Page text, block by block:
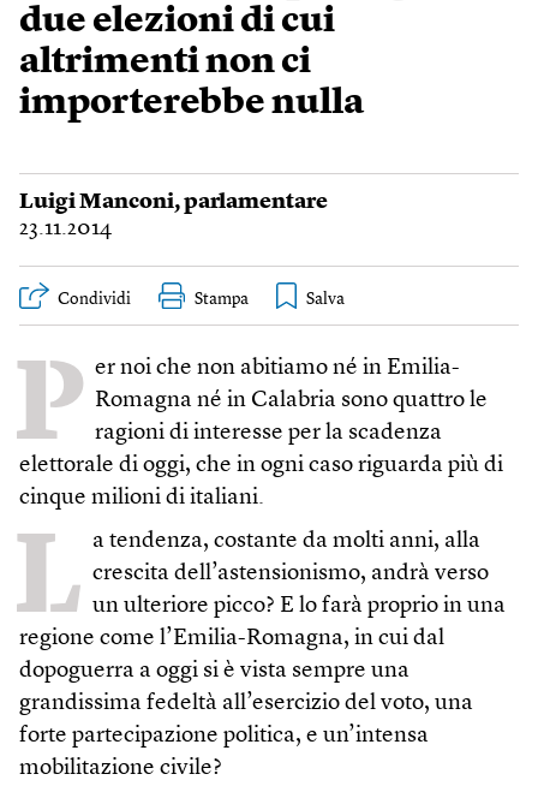
due elezioni di cui
altrimenti non ci
importerebbe nulla
Luigi Manconi, parlamentare
23.11.2014
Condividi Stampa
P er noi che non abitiamo né in Emilia-
Romagna né in Calabria sono quattro le
ragioni di interesse per la scadenza
elettorale di oggi, che in ogni caso riguarda più di
cinque milioni di italiani.
L a tendenza, costante da molti anni, alla
crescita dell’astensionismo, andrà verso
un ulteriore picco? E lo farà proprio in una
regione come l’Emilia-Romagna, in cui dal
dopoguerra a oggi si è vista sempre una
grandissima fedeltà all’esercizio del voto, una
forte partecipazione politica, e un’intensa
mobilitazione civile?